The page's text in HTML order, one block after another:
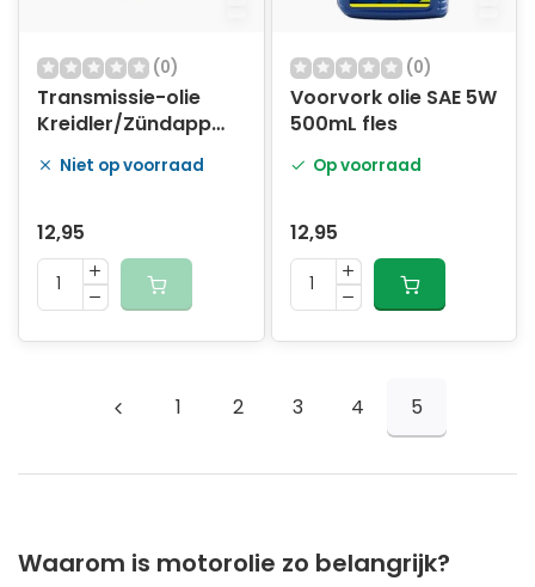
(0)
Transmissie-olie
Kreidler/Zündapp
500mL Fles
Niet op voorraad
12,95
(0)
Voorvork olie SAE 5W
500mL fles
Op voorraad
12,95
1 2 3 4 5
Waarom is motorolie zo belangrijk?